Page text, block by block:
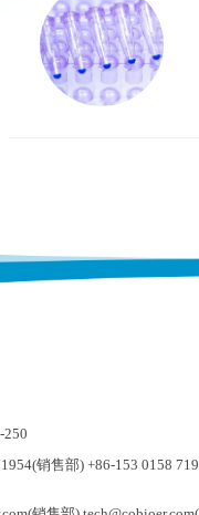
250
销售部) +86-153 0158